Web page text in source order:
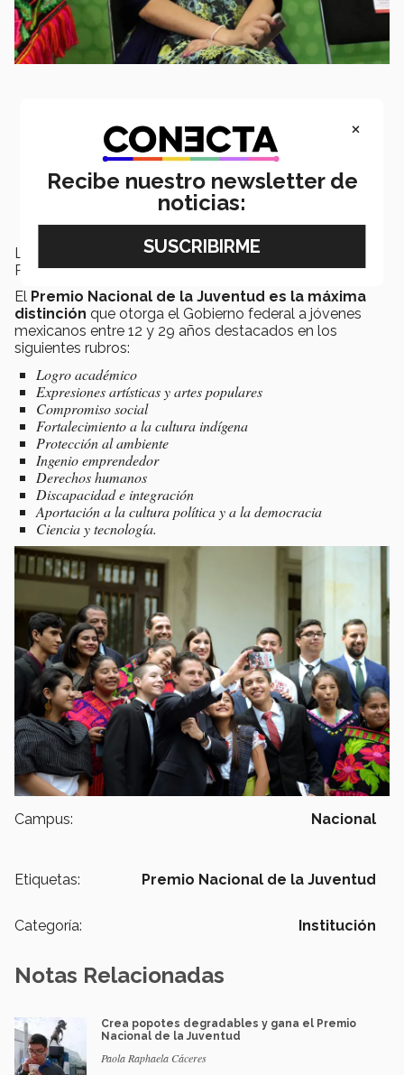
Las distinciones fueron entregados a manos del
PresidenteEnrique Peña Nieto.
El Premio Nacional de la Juventud es la máxima
distinción que otorga el Gobierno federal a jóvenes
mexicanos entre 12 y 29 años destacados en los
siguientes rubros:
Logro académico
Expresiones artísticas y artes populares
Compromiso social
Fortalecimiento a la cultura indígena
Protección al ambiente
Ingenio emprendedor
Derechos humanos
Discapacidad e integración
Aportación a la cultura política y a la democracia
Ciencia y tecnología.
Campus: Nacional
Etiquetas: Premio Nacional de la Juventud
Categoría: Institución
Notas Relacionadas
Crea popotes degradables y gana el Premio
Nacional de la Juventud
Paola Raphaela Cáceres
×
Recibe nuestro newsletter de
noticias: